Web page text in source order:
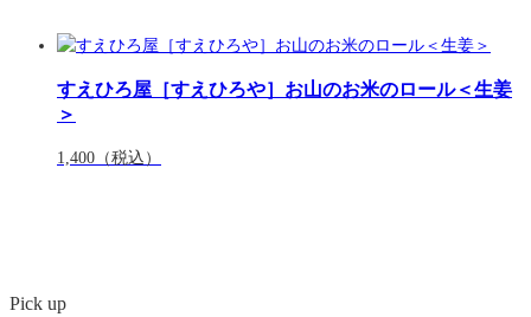
すえひろ屋［すえひろや］お山のお米のロール＜生姜
＞
1,400 （税込）
Pick up